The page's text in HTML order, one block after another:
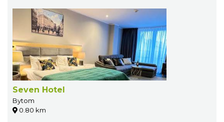
Seven Hotel
Bytom
0.80 km